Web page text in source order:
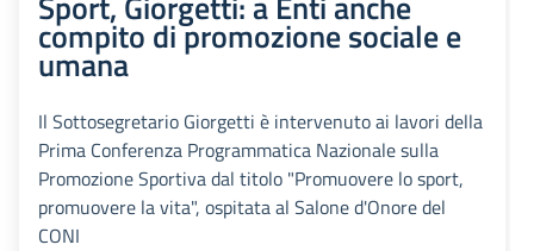
compito di promozione sociale e
umana
Il Sottosegretario Giorgetti è intervenuto ai lavori della
Prima Conferenza Programmatica Nazionale sulla
Promozione Sportiva dal titolo "Promuovere lo sport,
promuovere la vita", ospitata al Salone d'Onore del
CONI